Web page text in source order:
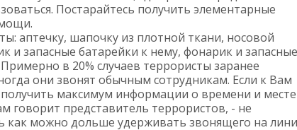
Постарайтесь получить элементарные
аптечку, шапочку из плотной ткани, носовой
и запасные батарейки к нему, фонарик и запасные
в 20% случаев террористы заранее
они звонят обычным сотрудникам. Если к Вам
максимум информации о времени и месте
говорит представитель террористов, - не
как можно дольше удерживать звонящего на